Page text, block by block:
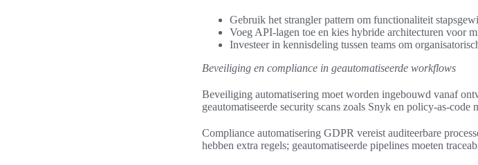
Gebruik het strangler pattern om functionaliteit
Voeg API-lagen toe en kies hybride architecturen voor
Investeer in kennisdeling tussen teams om
Beveiliging en compliance in geautomatiseerde workflows
Beveiliging automatisering moet worden ingebouwd vanaf
geautomatiseerde security scans zoals Snyk en policy-as-code
Compliance automatisering GDPR vereist auditeerbare
hebben extra regels; geautomatiseerde pipelines moeten